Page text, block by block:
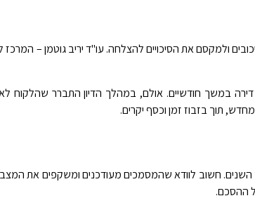
ולמקסם את הסיכויים להצלחה. עו"ד יריב גוטמן – המרכז
במשך חודשיים. אולם, במהלך הדיון התברר שהלקוח
תוך בזבוז זמן וכסף יקרים.
חשוב לוודא שהמסמכים מעודכנים ומשקפים את המצב
ההסכם.